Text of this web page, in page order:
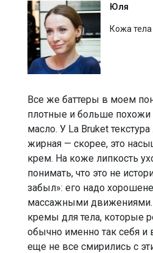
Юля
Кожа тела
Все же баттеры в моем
плотные и больше похожи
масло. У La Bruket
жирная — скорее, это
крем. На коже липкость
понимать, что это не
забыл»: его надо
массажными движениями.
кремы для тела, которые
обычно именно так себя и
еще не все смирились с